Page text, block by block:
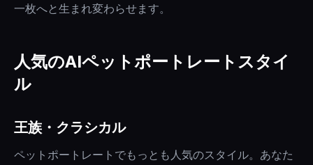
一枚へと生まれ変わらせます。
人気のAIペットポートレートスタイ
ル
王族・クラシカル
ペットポートレートでもっとも人気のスタイル。あなた